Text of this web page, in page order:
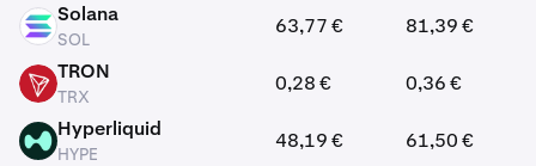
SOL Solana
SOL
63,77 € 81,39 €
TRX TRON
TRX
0,28 € 0,36 €
HYPE Hyperliquid
HYPE
48,19 € 61,50 €